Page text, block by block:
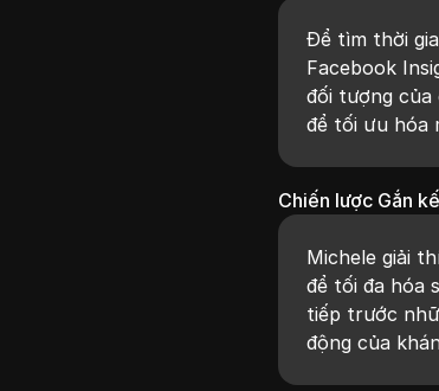
Để tìm thời
Facebook
đối tượng của
để tối ưu hóa
Chiến lược Gắn
Michele giải
để tối đa hóa
tiếp trước
động của